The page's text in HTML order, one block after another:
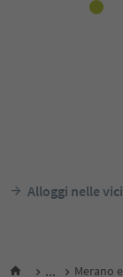
Alloggi nelle
... Merano